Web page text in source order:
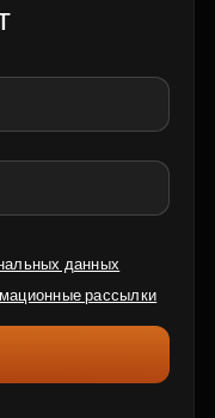
данных
рассылки